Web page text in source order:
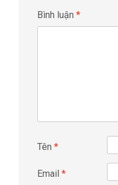
Bình luận *
Tên *
Email *